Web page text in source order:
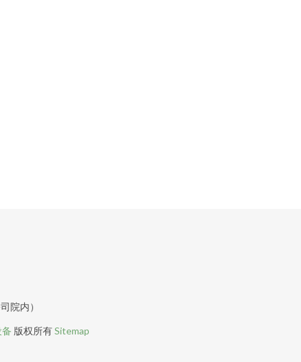
院内）
版权所有Sitemap